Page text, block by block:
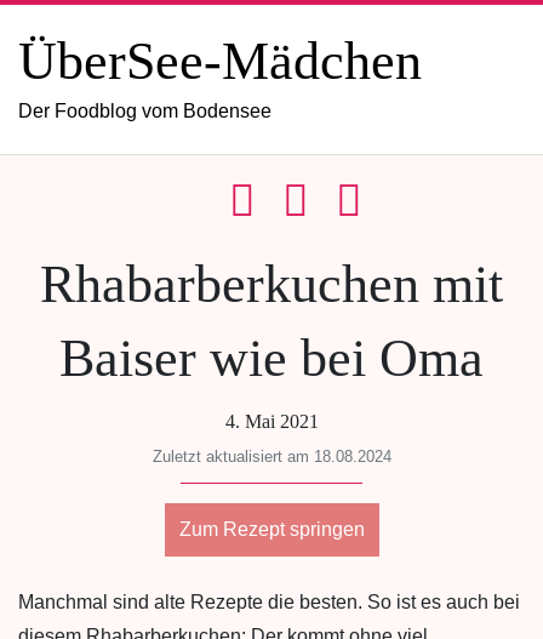
ÜberSee-Mädchen
Der Foodblog vom Bodensee
Rhabarberkuchen mit
Baiser wie bei Oma
4. Mai 2021
Zuletzt aktualisiert am 18.08.2024
Zum Rezept springen
Manchmal sind alte Rezepte die besten. So ist es auch bei